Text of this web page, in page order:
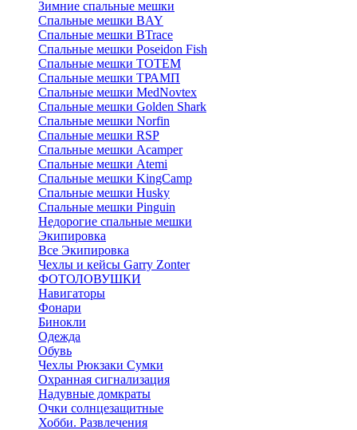
Зимние спальные мешки
Спальные мешки BAY
Спальные мешки BTrace
Спальные мешки Poseidon Fish
Спальные мешки ТОТЕМ
Спальные мешки ТРАМП
Cпальные мешки MedNovtex
Спальные мешки Golden Shark
Спальные мешки Norfin
Спальные мешки RSP
Спальные мешки Acamper
Спальные мешки Atemi
Спальные мешки KingCamp
Спальные мешки Husky
Спальные мешки Pinguin
Недорогие спальные мешки
Экипировка
Все Экипировка
Чехлы и кейсы Garry Zonter
ФОТОЛОВУШКИ
Навигаторы
Фонари
Бинокли
Одежда
Обувь
Чехлы Рюкзаки Сумки
Охранная сигнализация
Надувные домкраты
Очки солнцезащитные
Хобби. Развлечения